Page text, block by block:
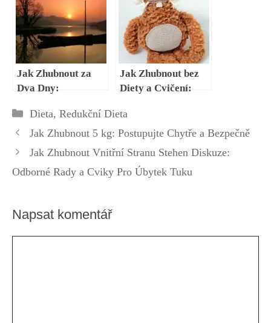
Jak Zhubnout za
Dva Dny:
Jak Zhubnout bez
Diety a Cvičení:
Úbytku Váhy
Rubriky
Dieta, Redukční Dieta
Jak Zhubnout 5 kg: Postupujte Chytře a Bezpečně
Jak Zhubnout Vnitřní Stranu Stehen Diskuze:
Odborné Rady a Cviky Pro Úbytek Tuku
Napsat komentář